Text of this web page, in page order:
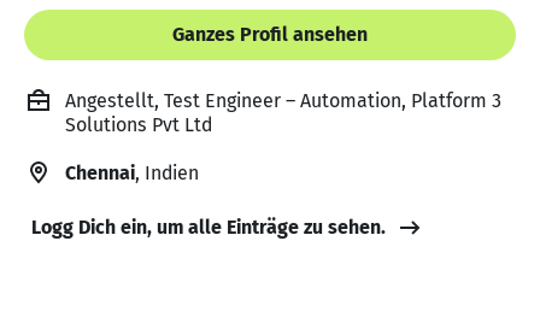
Ganzes Profil ansehen
Angestellt, Test Engineer – Automation, Platform 3
Solutions Pvt Ltd
Chennai, Indien
Logg Dich ein, um alle Einträge zu sehen.